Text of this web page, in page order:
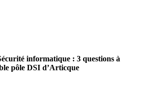
informatique : 3 questions à
pôle DSI d’Articque